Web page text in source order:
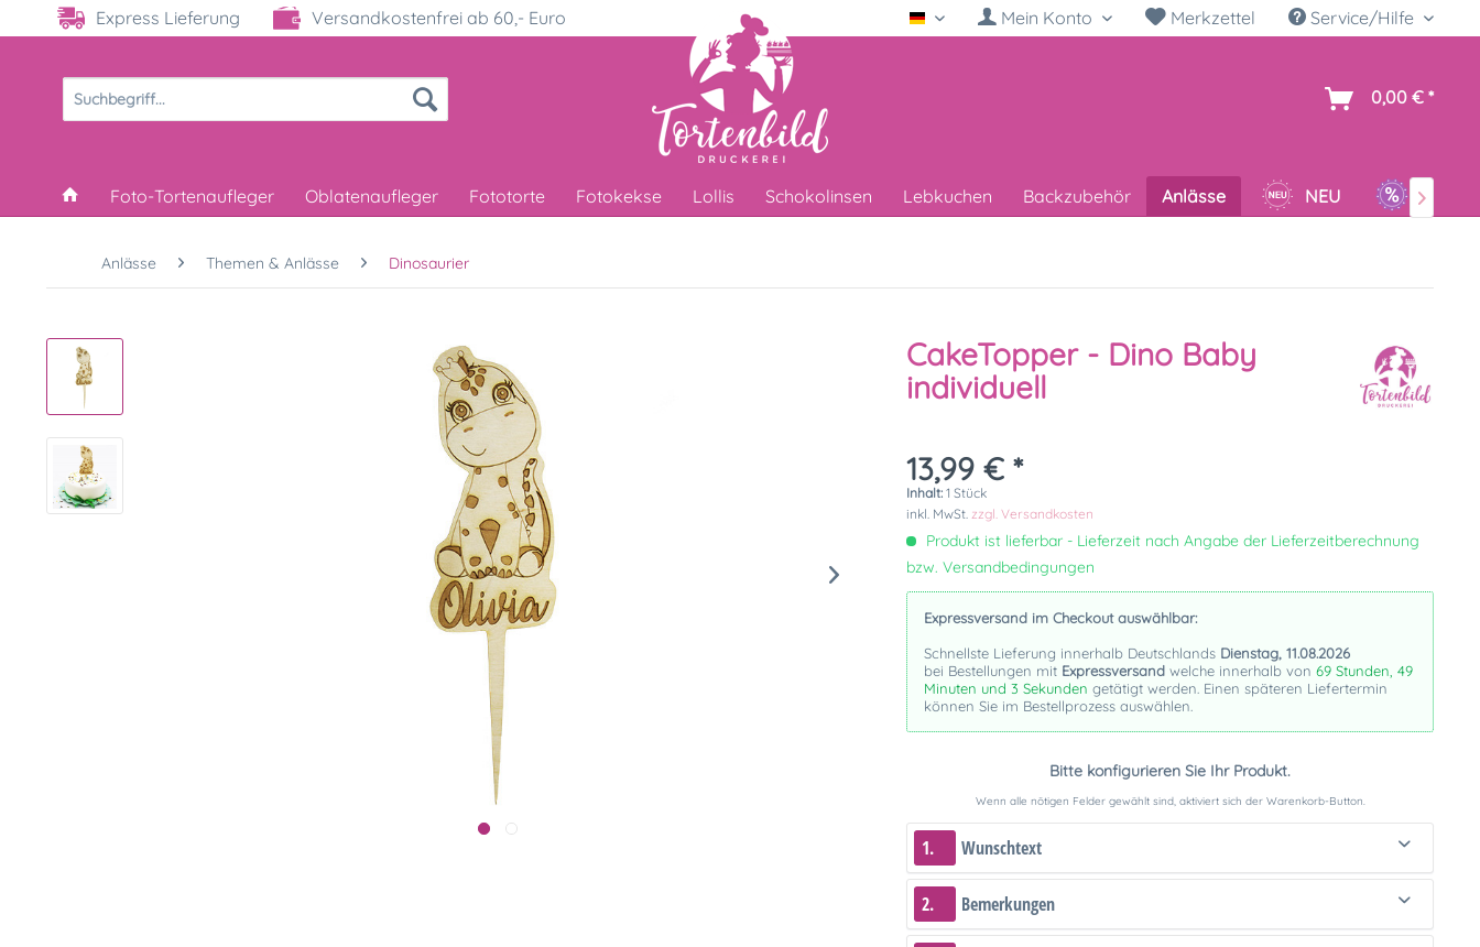
Express Lieferung Versandkostenfrei ab 60,- Euro Deutsch Mein Konto Merkzettel Service/Hilfe
0,00 € *
Foto-Tortenaufleger Oblatenaufleger Fototorte Fotokekse Lollis Schokolinsen Lebkuchen Backzubehör Anlässe NEU SALE

Anlässe Themen & Anlässe Dinosaurier
CakeTopper - Dino Baby
individuell
13,99 € *
Inhalt:1 Stück
inkl. MwSt.zzgl. Versandkosten
Produkt ist lieferbar - Lieferzeit nach Angabe der Lieferzeitberechnung
bzw. Versandbedingungen
Expressversand im Checkout auswählbar:
Schnellste Lieferung innerhalb Deutschlands Dienstag, 11.08.2026
bei Bestellungen mit Expressversand welche innerhalb von69 Stunden, 49
Minuten und 2 Sekunden getätigt werden. Einen späteren Liefertermin
können Sie im Bestellprozess auswählen.
Bitte konfigurieren Sie Ihr Produkt.
Wenn alle nötigen Felder gewählt sind, aktiviert sich der Warenkorb-Button.
1. Wunschtext
2. Bemerkungen